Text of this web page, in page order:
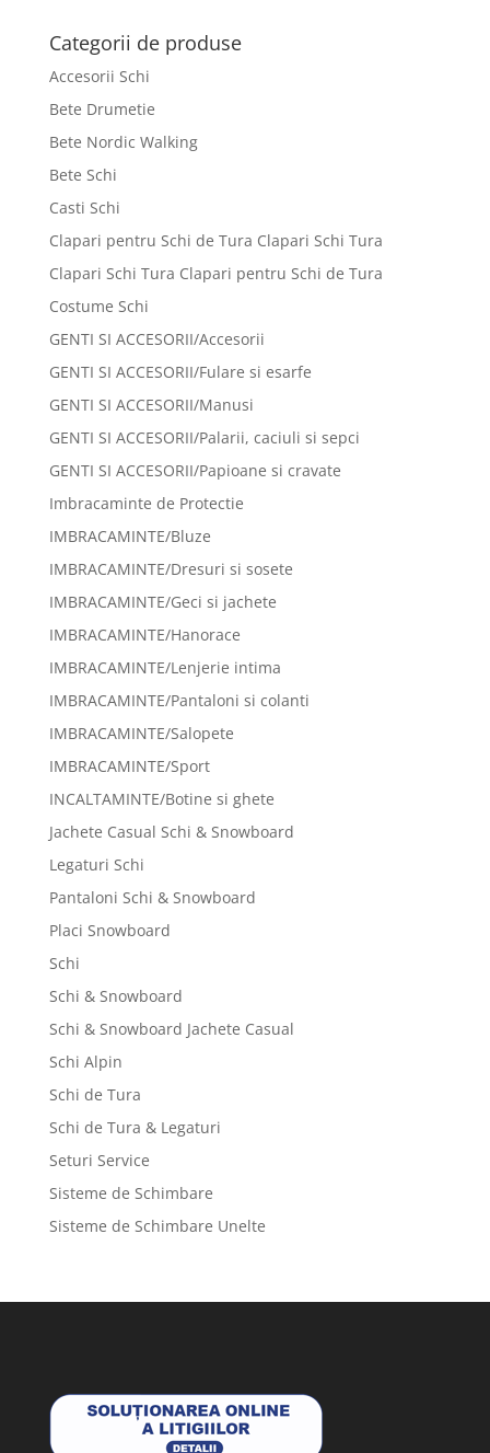
Categorii de produse
Accesorii Schi
Bete Drumetie
Bete Nordic Walking
Bete Schi
Casti Schi
Clapari pentru Schi de Tura Clapari Schi Tura
Clapari Schi Tura Clapari pentru Schi de Tura
Costume Schi
GENTI SI ACCESORII/Accesorii
GENTI SI ACCESORII/Fulare si esarfe
GENTI SI ACCESORII/Manusi
GENTI SI ACCESORII/Palarii, caciuli si sepci
GENTI SI ACCESORII/Papioane si cravate
Imbracaminte de Protectie
IMBRACAMINTE/Bluze
IMBRACAMINTE/Dresuri si sosete
IMBRACAMINTE/Geci si jachete
IMBRACAMINTE/Hanorace
IMBRACAMINTE/Lenjerie intima
IMBRACAMINTE/Pantaloni si colanti
IMBRACAMINTE/Salopete
IMBRACAMINTE/Sport
INCALTAMINTE/Botine si ghete
Jachete Casual Schi & Snowboard
Legaturi Schi
Pantaloni Schi & Snowboard
Placi Snowboard
Schi
Schi & Snowboard
Schi & Snowboard Jachete Casual
Schi Alpin
Schi de Tura
Schi de Tura & Legaturi
Seturi Service
Sisteme de Schimbare
Sisteme de Schimbare Unelte